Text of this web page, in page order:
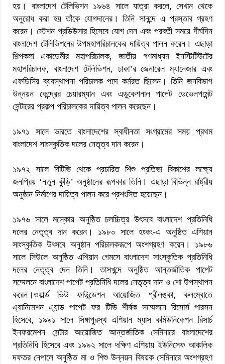
হয়। বাংলাদেশ টেলিভিশন ১৯৬৪ সালে যাত্রা করলে, সেখান থেকে
অনুরোধ করা হয় তাঁকে যোগদানের। তিনি সানন্দে এ প্রস্তাব গ্রহণ
করেন। স্টেশন প্রডিউসার হিসেবে যোগ দেন এবং পরবর্তী সময়ে দীর্ঘদিন
বাংলাদেশ টেলিভিশনের উপমহাপরিচালকের দায়িত্ব পালন করেন। এছাড়া
শিল্পকলা একাডেমীর মহাপরিচালক, জাতীয় গণমাধ্যম ইনস্টিটিউটের
মহাপরিচালক, বাংলাদেশ টেলিভিশন, ঢাকা’র জেনারেল ম্যানেজার এবং
এফডিসির ব্যবস্থাপনা পরিচালক পদে কর্মরত ছিলেন। তিনি জনবিভাগ
উন্নয়ন কেন্দ্রের চেয়ারম্যান এবং এডুকেশনাল পাপেট ডেভেলপমেন্ট
সেন্টারের প্রকল্প পরিচালকের দায়িত্ব পালন করেছেন।
১৯৭১ সালে ভারতে বাংলাদেশের স্বাধীনতা সংগ্রামের সময় প্রথম
বাংলাদেশ সাংস্কৃতিক দলের নেতৃত্ব দান করেন।
১৯৭২ সালে বিটিভি থেকে প্রচারিত শিশু প্রতিভা বিকাশের লক্ষ্যে
জনপ্রিয় ‘নতুন কুঁড়ি’ অনুষ্ঠানের রূপকার তিনি। এছাড়া বিভিন্ন রাষ্ট্রীয়
অনুষ্ঠান নির্মাণের দায়িত্ব পালন করে প্রশংসিত হয়েছেন।
১৯৭৬ সালে মস্কোয় অনুষ্ঠিত চলচ্চিত্র উৎসবে বাংলাদেশ প্রতিনিধি
দলের নেতৃত্ব দান করেন। ১৯৮০ সালে হংকং-এ অনুষ্ঠিত এশিয়ান
সাংস্কৃতিক উৎসবে অনুষ্ঠান পরিচালকরূপে অংশগ্রহণ করেন। ১৯৮৬
সালে সিউলে অনুষ্ঠিত এশিয়ান গেমসে বাংলাদেশ সাংস্কৃতিক প্রতিনিধি
দলের নেতৃত্ব দেন তিনি। তাসখন্দে অনুষ্ঠিত আন্তর্জাতিক পাপেট
সম্মেলনে বাংলাদেশ পাপেট প্রতিনিধি দলের নেতৃত্ব দান ও শো উপস্থাপন
করেন।ওয়ার্ল্ড ভিউ ফাউন্ডেশন আয়োজিত শ্রীলঙ্কা, কলম্বোতে
এ্যানিমেশন এ্যান্ড পাপেট ফর টিভি শীর্ষক সম্মেলনে রিসোর্স পারসন
হিসেবে, ১৯৯১ সালে সিঙ্গাপুরস্থ এশিয়ান ম্যাস কমিউনিকেশন রিসার্চ
ইনফরমেশন সেন্টার আয়োজিত আন্তর্জাতিক সেমিনারে বাংলাদেশের
প্রতিনিধি হিসেবে এবং ১৯৯২ সালে দক্ষিণ এশিয়ায় ইউনিসেফ আঞ্চলিক
দফতর নেপালে অনুষ্ঠিত মা ও শিশু উন্নয়ন বিষয়ক সেমিনারে অংশগ্রহণ